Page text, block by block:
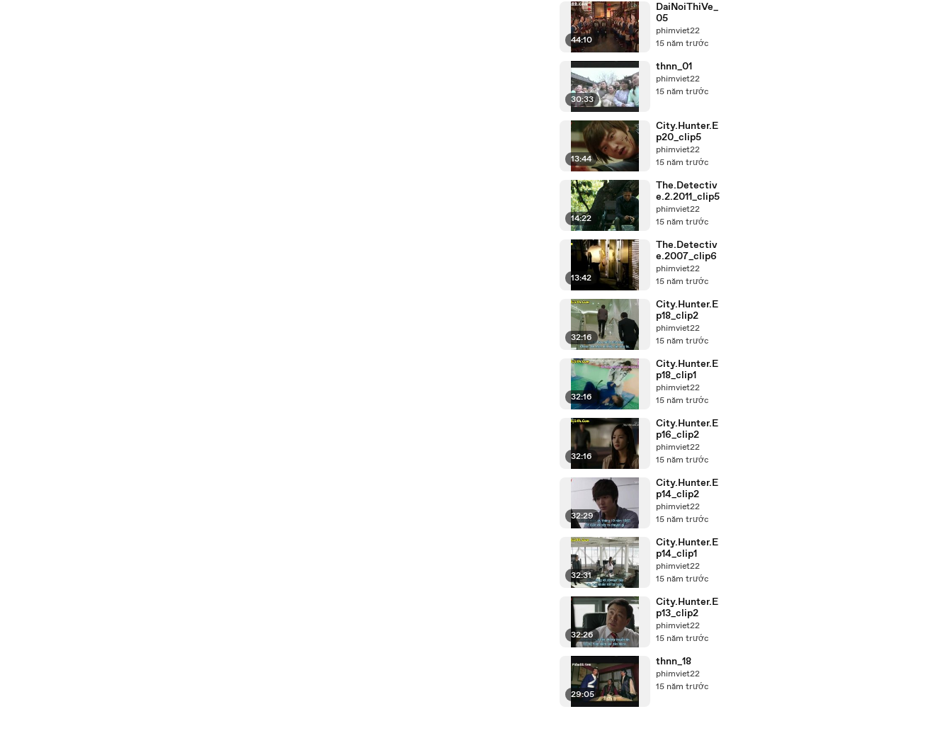
44:10
DaiNoiThiVe_
05
phimviet22
15 năm trước
30:33
thnn_01
phimviet22
15 năm trước
13:44
City.Hunter.E
p20_clip5
phimviet22
15 năm trước
14:22
The.Detectiv
e.2.2011_clip5
phimviet22
15 năm trước
13:42
The.Detectiv
e.2007_clip6
phimviet22
15 năm trước
32:16
City.Hunter.E
p18_clip2
phimviet22
15 năm trước
32:16
City.Hunter.E
p18_clip1
phimviet22
15 năm trước
32:16
City.Hunter.E
p16_clip2
phimviet22
15 năm trước
32:29
City.Hunter.E
p14_clip2
phimviet22
15 năm trước
32:31
City.Hunter.E
p14_clip1
phimviet22
15 năm trước
32:26
City.Hunter.E
p13_clip2
phimviet22
15 năm trước
29:05
thnn_18
phimviet22
15 năm trước